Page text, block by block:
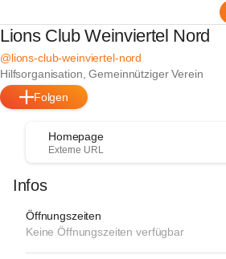
Lions Club Weinviertel Nord
@lions-club-weinviertel-nord
Hilfsorganisation, Gemeinnütziger Verein
Folgen
Homepage
Externe URL
Infos
Öffnungszeiten
Keine Öffnungszeiten verfügbar